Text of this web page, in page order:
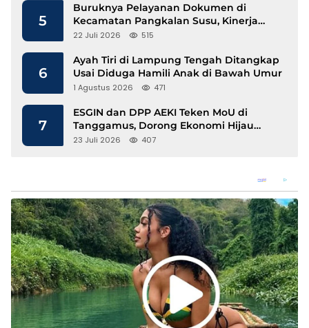
5
Buruknya Pelayanan Dokumen di
Kecamatan Pangkalan Susu, Kinerja
Disdukcapil Langkat Disorot
22 Juli 2026 515
6
Ayah Tiri di Lampung Tengah Ditangkap
Usai Diduga Hamili Anak di Bawah Umur
1 Agustus 2026 471
7
ESGIN dan DPP AEKI Teken MoU di
Tanggamus, Dorong Ekonomi Hijau
Berbasis Kopi dan Perdagangan Karbon
23 Juli 2026 407